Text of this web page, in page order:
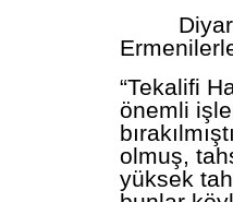
“Tekalifi
önemli
olmuş,
yüksek